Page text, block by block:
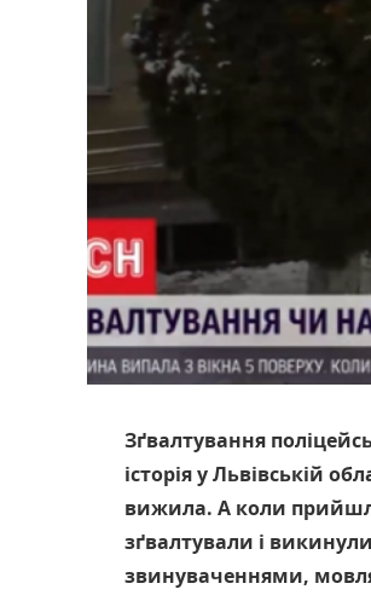
Зґвалтування
історія у Львівській
вижила. А коли
зґвалтували і
звинуваченнями,